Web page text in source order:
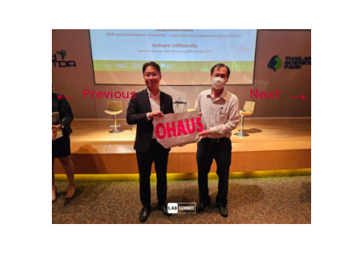
← Previous Next →